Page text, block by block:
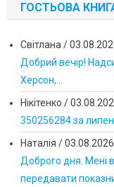
ГОСТЬОВА
Світлана /
Добрий вечір!
Херсон,...
Нікітенко /
350256284 за
Наталія /03.08.2026
Доброго дня. Мені
передавати